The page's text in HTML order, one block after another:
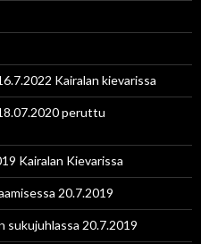
Kairalan kievarissa
peruttu
Kairalan Kievarissa
20.7.2019
sukujuhlassa 20.7.2019